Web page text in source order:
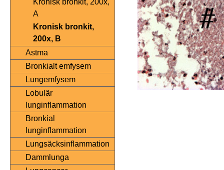
Kronisk bronkit, 200x,
A
Kronisk bronkit,
200x, B
Astma
Bronkialt emfysem
Lungemfysem
Lobulär
lunginflammation
Bronkial
lunginflammation
Lungsäcksinflammation
Dammlunga